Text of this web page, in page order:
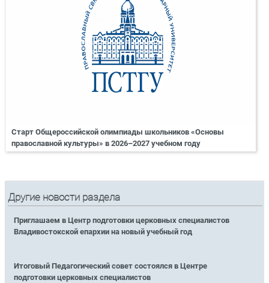
Старт Общероссийской олимпиады школьников «Основы
православной культуры» в 2026–2027 учебном году
Другие новости раздела
Приглашаем в Центр подготовки церковных специалистов
Владивостокской епархии на новый учебный год
Итоговый Педагогический совет состоялся в Центре
подготовки церковных специалистов